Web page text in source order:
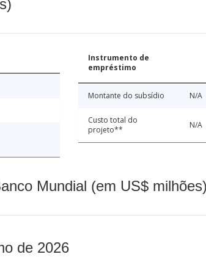
Instrumento de
empréstimo
Montante do subsídio N/A
Custo total do
projeto**
N/A
Mundial (em US$
de 2026